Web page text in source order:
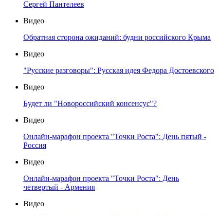
Сергей Пантелеев
Видео
Обратная сторона ожиданий: будни российского Крыма
Видео
"Русские разговоры": Русская идея Федора Достоевского
Видео
Будет ли "Новороссийский консенсус"?
Видео
Онлайн-марафон проекта "Точки Роста": День пятый -
Россия
Видео
Онлайн-марафон проекта "Точки Роста": День
четвертый - Армения
Видео